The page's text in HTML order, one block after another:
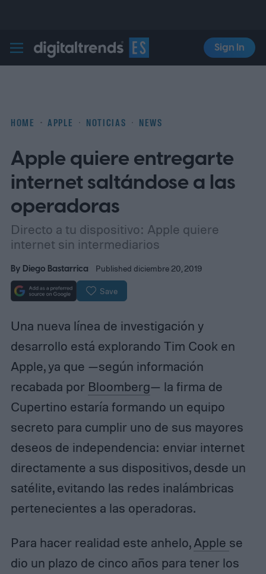
Digital Trends Español
Sign In
HOME APPLE NOTICIAS NEWS
Apple quiere entregarte
internet saltándose a las
operadoras
Directo a tu dispositivo: Apple quiere
internet sin intermediarios
By Diego Bastarrica Published diciembre 20, 2019
Save
Una nueva línea de investigación y
desarrollo está explorando Tim Cook en
Apple, ya que —según información
recabada por Bloomberg— la firma de
Cupertino estaría formando un equipo
secreto para cumplir uno de sus mayores
deseos de independencia: enviar internet
directamente a sus dispositivos, desde un
satélite, evitando las redes inalámbricas
pertenecientes a las operadoras.
Para hacer realidad este anhelo,Apple se
dio un plazo de cinco años para tener los